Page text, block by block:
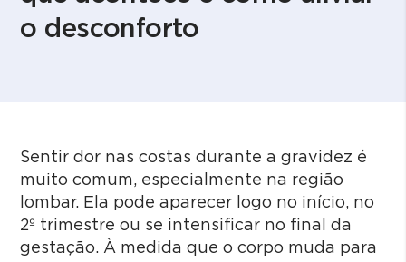
o desconforto
Sentir dor nas costas durante a gravidez é
muito comum, especialmente na região
lombar. Ela pode aparecer logo no início, no
2º trimestre ou se intensificar no final da
gestação. À medida que o corpo muda para